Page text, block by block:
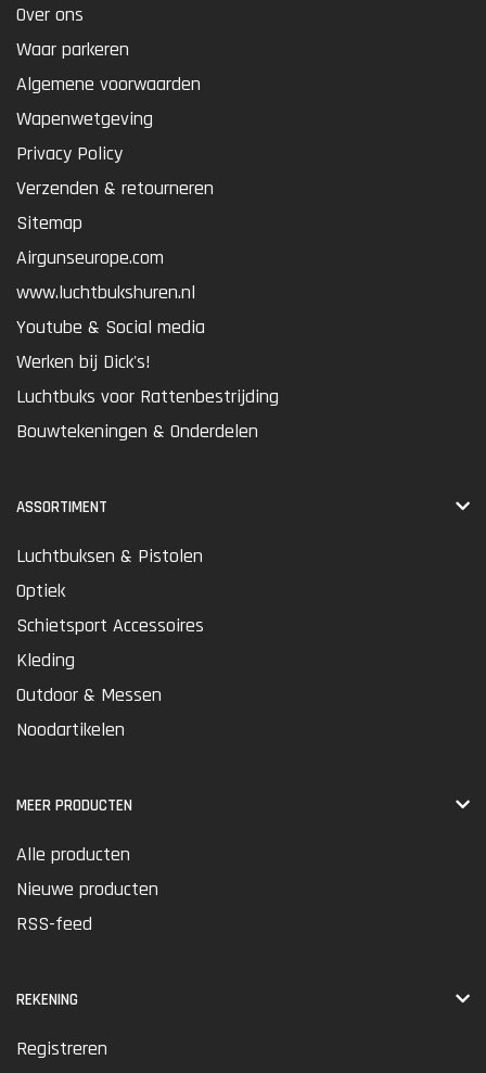
Over ons
Waar parkeren
Algemene voorwaarden
Wapenwetgeving
Privacy Policy
Verzenden & retourneren
Sitemap
Airgunseurope.com
www.luchtbukshuren.nl
Youtube & Social media
Werken bij Dick's!
Luchtbuks voor Rattenbestrijding
Bouwtekeningen & Onderdelen
ASSORTIMENT
Luchtbuksen & Pistolen
Optiek
Schietsport Accessoires
Kleding
Outdoor & Messen
Noodartikelen
MEER PRODUCTEN
Alle producten
Nieuwe producten
RSS-feed
REKENING
Registreren